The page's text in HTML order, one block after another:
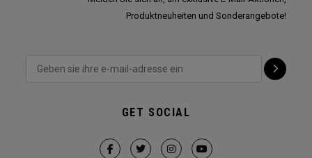
Produktneuheiten und Sonderangebote!
GET SOCIAL